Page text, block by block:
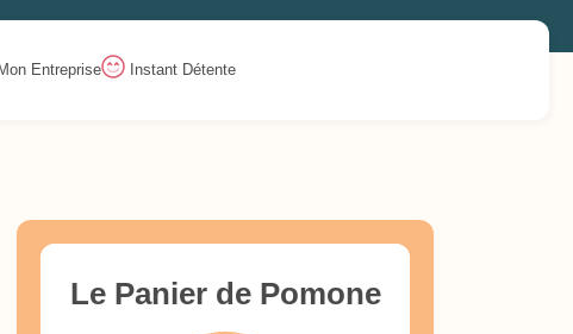
Entreprise Instant Détente
Le Panier de Pomone